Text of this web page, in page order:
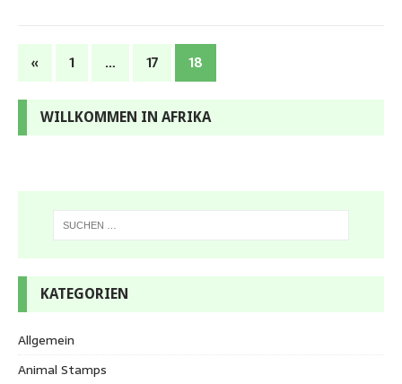
« 1 … 17 18
WILLKOMMEN IN AFRIKA
KATEGORIEN
Allgemein
Animal Stamps